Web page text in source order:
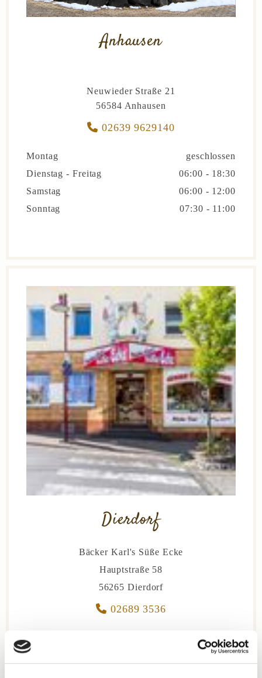
Anhausen
Neuwieder Straße 21
56584 Anhausen
 02639 9629140
Montag
geschlossen
Dienstag - Freitag
06:00 - 18:30
Samstag
06:00 - 12:00
Sonntag
07:30 - 11:00
Dierdorf
Bäcker Karl's Süße Ecke
Hauptstraße 58
56265 Dierdorf
 02689 3536
geschlossen
Dienstag - Freitag
06:00 - 18:15